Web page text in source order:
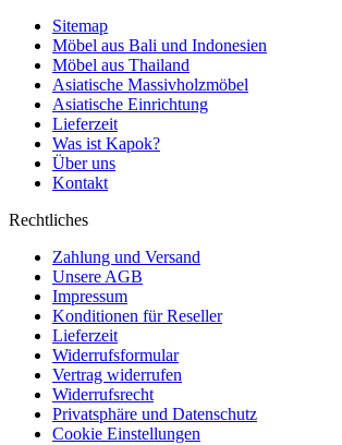
Sitemap
Möbel aus Bali und Indonesien
Möbel aus Thailand
Asiatische Massivholzmöbel
Asiatische Einrichtung
Lieferzeit
Was ist Kapok?
Über uns
Kontakt
Rechtliches
Zahlung und Versand
Unsere AGB
Impressum
Konditionen für Reseller
Lieferzeit
Widerrufsformular
Vertrag widerrufen
Widerrufsrecht
Privatsphäre und Datenschutz
Cookie Einstellungen